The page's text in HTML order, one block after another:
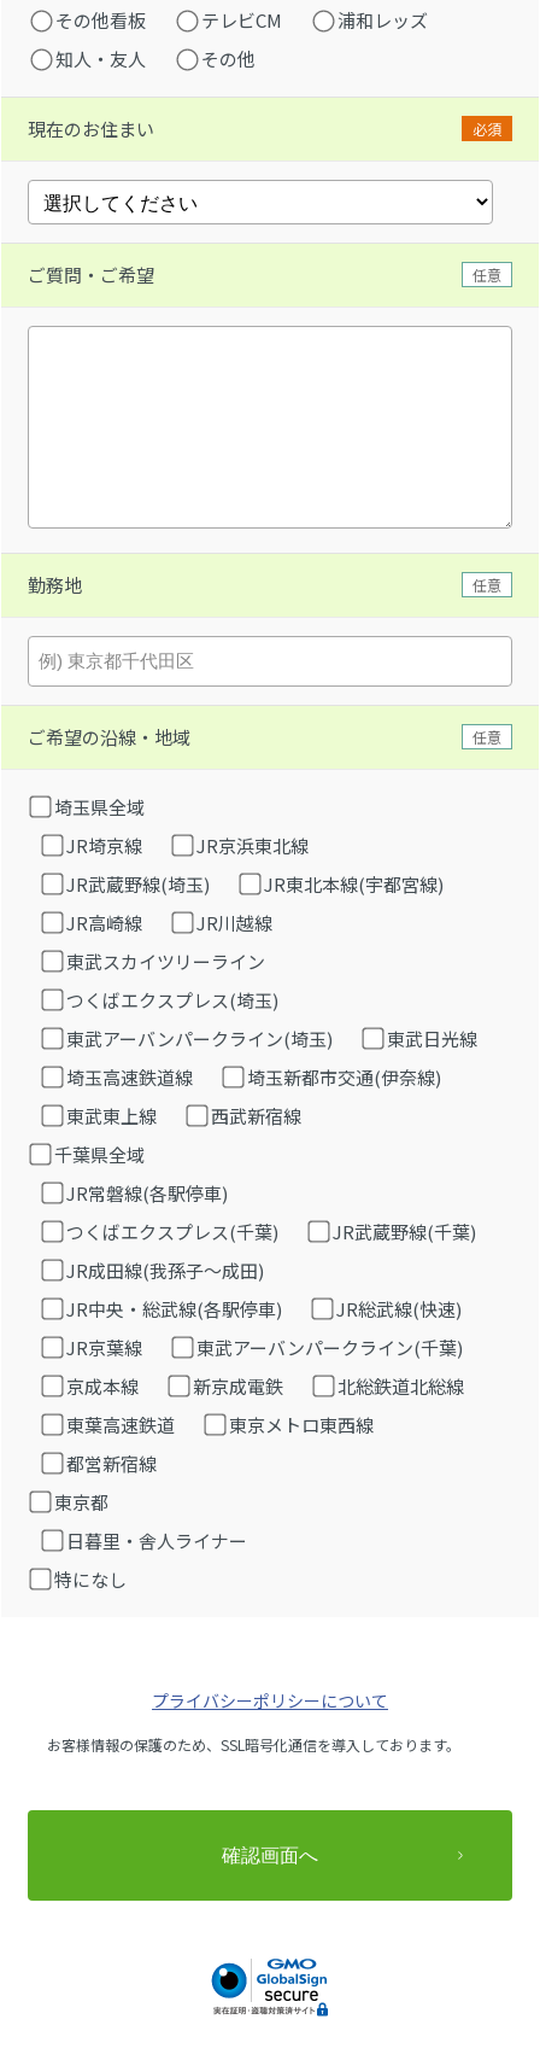
その他看板
テレビCM
浦和レッズ
知人・友人
その他
現在のお住まい 必須
ご質問・ご希望 任意
勤務地 任意
ご希望の沿線・地域 任意
埼玉県全域
JR埼京線
JR京浜東北線
JR武蔵野線(埼玉)
JR東北本線(宇都宮線)
JR高崎線
JR川越線
東武スカイツリーライン
つくばエクスプレス(埼玉)
東武アーバンパークライン(埼玉)
東武日光線
埼玉高速鉄道線
埼玉新都市交通(伊奈線)
東武東上線
西武新宿線
千葉県全域
JR常磐線(各駅停車)
つくばエクスプレス(千葉)
JR武蔵野線(千葉)
JR成田線(我孫子～成田)
JR中央・総武線(各駅停車)
JR総武線(快速)
JR京葉線
東武アーバンパークライン(千葉)
京成本線
新京成電鉄
北総鉄道北総線
東葉高速鉄道
東京メトロ東西線
都営新宿線
東京都
日暮里・舎人ライナー
特になし
プライバシーポリシーについて
お客様情報の保護のため、SSL暗号化通信を導入しております。